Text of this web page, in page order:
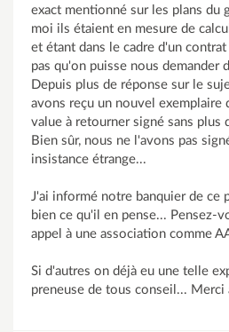
exact mentionné sur les plans du
moi ils étaient en mesure de
et étant dans le cadre d'un
pas qu'on puisse nous demander
Depuis plus de réponse sur le
avons reçu un nouvel exemplaire
value à retourner signé sans plus
Bien sûr, nous ne l'avons pas
insistance étrange...
J'ai informé notre banquier de ce
bien ce qu'il en pense... Pensez-
appel à une association comme
Si d'autres on déjà eu une telle
preneuse de tous conseil... Merci